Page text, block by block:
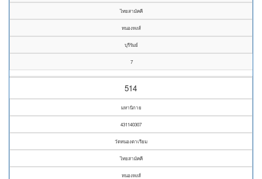
ไทยสามัคคี
หนองหงส์
บุรีรัมย์
7
514
มหานิกาย
431140307
วัดหนองตาเรียม
ไทยสามัคคี
หนองหงส์